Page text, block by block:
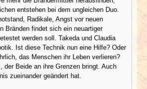
entstehen bei dem ungleichen Duo.
Radikale, Angst vor neuen
Bränden findet sich ein neuartiger
werden soll. Takeda und Claudia
Ist diese Technik nun eine Hilfe? Oder
das Menschen ihr Leben verlieren?
der Beide an ihre Grenzen bringt. Auch
zueinander geändert hat.